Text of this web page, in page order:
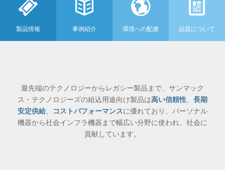
製品情報 事例紹介 環境への配慮 品質について
最先端のテクノロジーからレガシー製品まで、サンマック
ス・テクノロジーズの組込用途向け製品は高い信頼性、 長期
安定供給、 コストパフォーマンスに優れており、 パーソナル
機器から社会インフラ機器まで幅広い分野に使われ、社会に
貢献しています。